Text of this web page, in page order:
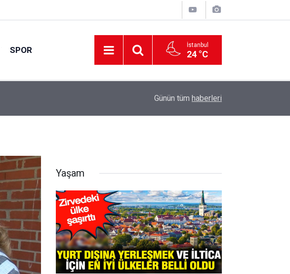
SPOR İstanbul
24 °C
İzmir 112’de Kan Donduran İddialar!
Günün tüm haberleri
Yaşam